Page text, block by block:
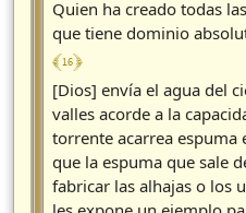
Quien ha creado todas
que tiene dominio
﴾ 16 ﴿
[Dios] envía el agua del
valles acorde a la
torrente acarrea espuma
que la espuma que sale
fabricar las alhajas o los